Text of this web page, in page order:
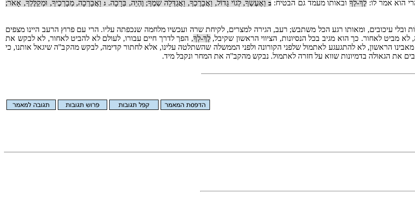
הוא אמר לו: לֶךְ-לְךָובאותו מעמד גם הבטיח: בוְאֶעֶשְׂךָ, לְגוֹי גָּדוֹל, וַאֲבָרֶכְךָ, וַאֲגַדְּלָה שְׁמֶךָ; וֶהְיֵה, בְּרָכָה. גוַאֲבָרְכָה, מְבָרְכֶיךָ, וּמְקַלֶּלְךָ, אָאֹר;
עיכובים, ומאותו רגע הכל משתבש; רעב, הגירה למצרים, לקיחת שרה ועכשיו מלחמה שנכפתה עליו. הרי עם פרוץ הרעב היינו מצפים
מביט לאחור. כך הוא מגיב בכל הנסיונות, הציווי הראשון שקיבל,לֶךְ-לְךָ, הפך לדרך חיים עבורו, לעולם לא להביט לאחור, לא לבקש את
הראשון, לא להתגעגע לאתמול שלפני הקורונה ולפני הממשלה שהשתלטה עלינו, אלא לחתור קדימה, לבקש מהקב''ה שיגאל אותנו, כי
את הגאולה בדמיונות שווא על חזרה לאתמול. נבקש מהקב''ה את המחר ונקבל מיד.